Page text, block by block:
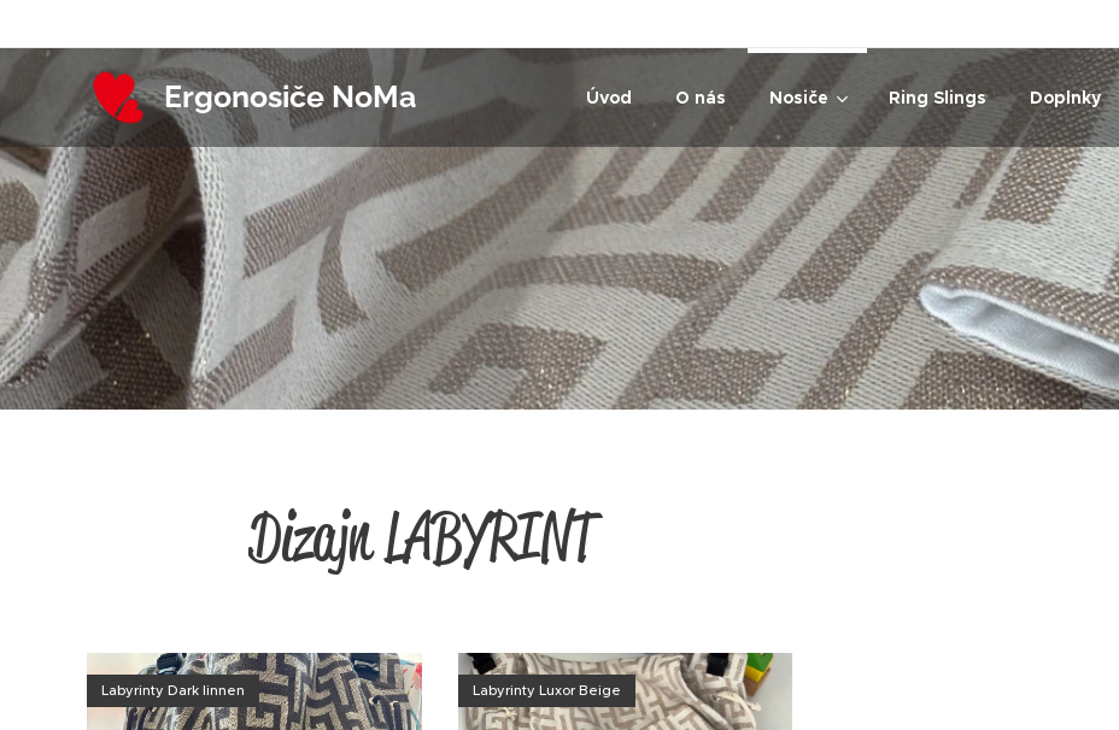
Ergonosiče NoMa Úvod O nás Nosiče Ring Slings Doplnky
Dizajn LABYRINT
Labyrinty Dark linnen Labyrinty Luxor Beige